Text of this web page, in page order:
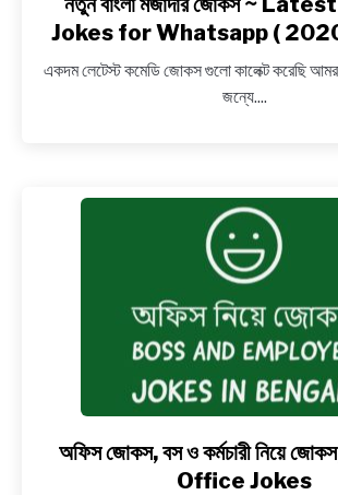
to
বাংলা
মজাদার
Bengali
Jokes
for
Whatsapp
(
2020
Latest
)
Jokes for Whatsapp (
একদম লেটেস্ট কমেডি জোকস গুলো কালেক্ট করেছি
জন্যে....
link
to
অফিস জোকস, বস ও কর্মচারী নিয়ে
Office Jokes